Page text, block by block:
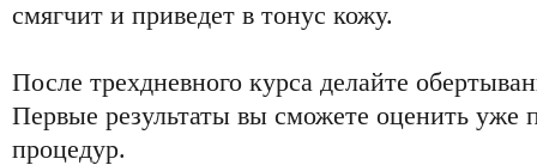
смягчит и приведет в тонус кожу.
После трехдневного курса делайте
Первые результаты вы сможете оценить уже
процедур.